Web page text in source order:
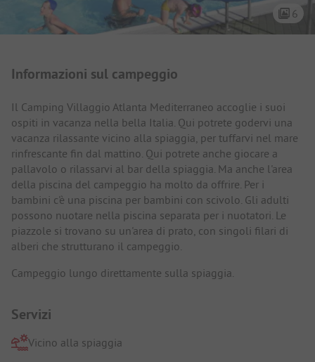
6
Informazioni sul campeggio
Il Camping Villaggio Atlanta Mediterraneo accoglie i suoi
ospiti in vacanza nella bella Italia. Qui potrete godervi una
vacanza rilassante vicino alla spiaggia, per tuffarvi nel mare
rinfrescante fin dal mattino. Qui potrete anche giocare a
pallavolo o rilassarvi al bar della spiaggia. Ma anche l'area
della piscina del campeggio ha molto da offrire. Per i
bambini c'è una piscina per bambini con scivolo. Gli adulti
possono nuotare nella piscina separata per i nuotatori. Le
piazzole si trovano su un'area di prato, con singoli filari di
alberi che strutturano il campeggio.
Campeggio lungo direttamente sulla spiaggia.
Servizi
Vicino alla spiaggia